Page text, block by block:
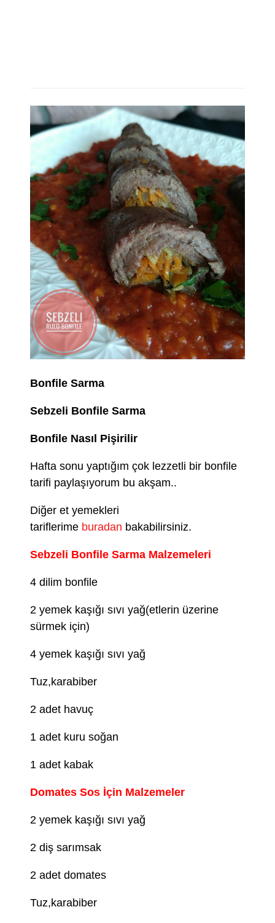
Bonfile Sarma
Sebzeli Bonfile Sarma
Bonfile Nasıl Pişirilir
Hafta sonu yaptığım çok lezzetli bir bonfile
tarifi paylaşıyorum bu akşam..
Diğer et yemekleri
tariflerime buradan bakabilirsiniz.
Sebzeli Bonfile Sarma Malzemeleri
4 dilim bonfile
2 yemek kaşığı sıvı yağ(etlerin üzerine
sürmek için)
4 yemek kaşığı sıvı yağ
Tuz,karabiber
2 adet havuç
1 adet kuru soğan
1 adet kabak
Domates Sos İçin Malzemeler
2 yemek kaşığı sıvı yağ
2 diş sarımsak
2 adet domates
Tuz,karabiber